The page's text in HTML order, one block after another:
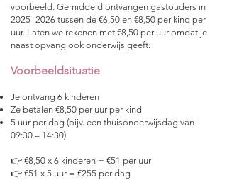
voorbeeld. Gemiddeld ontvangen gastouders in
2025–2026 tussen de €6,50 en €8,50 per kind per
uur. Laten we rekenen met €8,50 per uur omdat je
naast opvang ook onderwijs geeft.
Voorbeeldsituatie
Je ontvang 6 kinderen
Ze betalen €8,50 per uur per kind
5 uur per dag (bijv. een thuisonderwijsdag van
09:30 – 14:30)
👉 €8,50 x 6 kinderen = €51 per uur
👉 €51 x 5 uur = €255 per dag